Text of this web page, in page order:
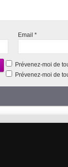
Email*
Prévenez-moi de
Prévenez-moi de